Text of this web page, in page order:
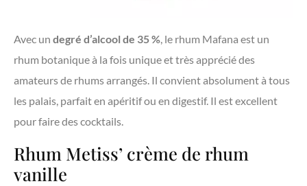
Avec un degré d’alcool de 35 %, le rhum Mafana est un
rhum botanique à la fois unique et très apprécié des
amateurs de rhums arrangés. Il convient absolument à tous
les palais, parfait en apéritif ou en digestif. Il est excellent
pour faire des cocktails.
Rhum Metiss’ crème de rhum
vanille